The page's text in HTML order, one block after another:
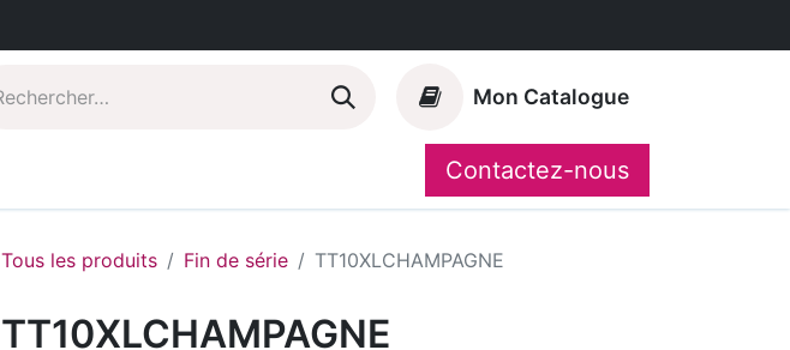
Mon Catalogue
CompoShop
Contactez-nous
Tous les produits Fin de série TT10XLCHAMPAGNE
TT10XLCHAMPAGNE